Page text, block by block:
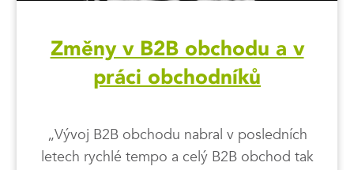
Změny v B2B obchodu a v
práci obchodníků
„Vývoj B2B obchodu nabral v posledních
letech rychlé tempo a celý B2B obchod tak